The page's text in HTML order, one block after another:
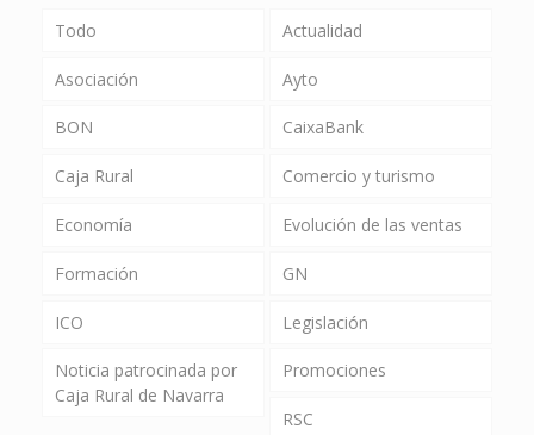
Todo Actualidad
Asociación Ayto
BON CaixaBank
Caja Rural Comercio y turismo
Economía Evolución de las ventas
Formación GN
ICO Legislación
Noticia patrocinada por
Caja Rural de Navarra
Promociones
RSC